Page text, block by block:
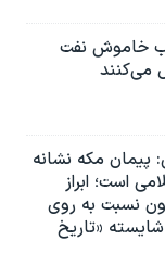
خاموش نفت
می‌کنند
پیمان مکه نشانه
است؛ ابراز
نسبت به روی
«تاریخ